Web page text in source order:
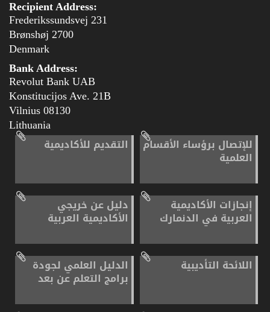
Recipient Address:
Frederikssundsvej 231
2700 Brønshøj
Denmark
Bank Address:
Revolut Bank UAB
Konstitucijos Ave. 21B
08130 Vilnius
Lithuania
للإتصال برؤساء الأقسام
العلمية
التقديم للأكاديمية
إنجازات الأكاديمية
العربية في الدنمارك
دليل عن خريجي
الأكاديمية العربية
اللائحة التأديبية الدليل العلمي لجودة
برامج التعلم عن بعد